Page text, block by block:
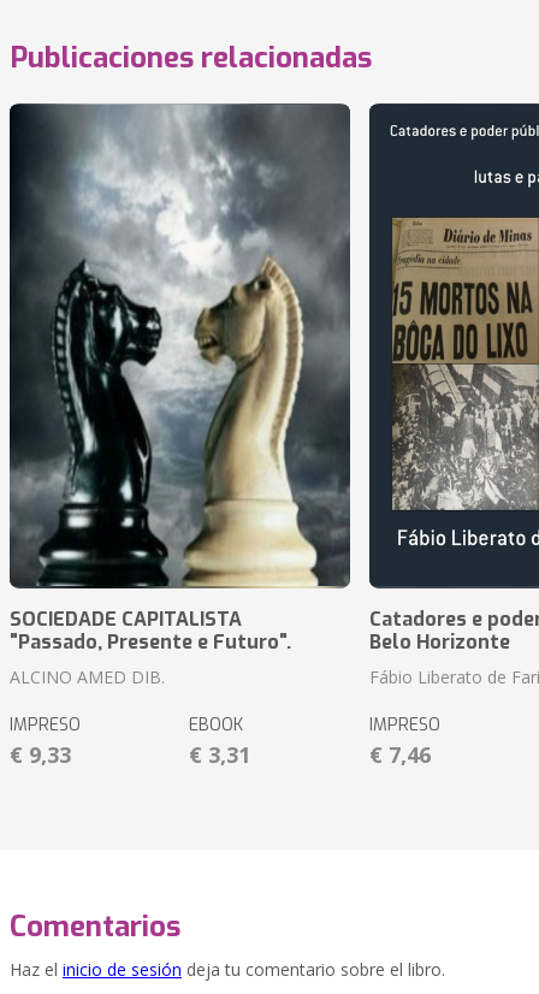
Publicaciones relacionadas
SOCIEDADE CAPITALISTA
"Passado, Presente e Futuro".
ALCINO AMED DIB.
IMPRESO
€ 9,33
EBOOK
€ 3,31
Catadores e
Belo Horizonte
Fábio Liberato de
IMPRESO
€ 7,46
Comentarios
Haz el inicio de sesión deja tu comentario sobre el libro.